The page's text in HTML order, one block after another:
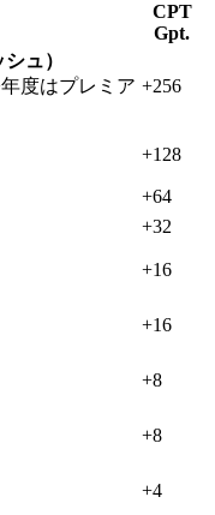
CPT
Gpt.
ュ）
度はプレミア +256
+128
+64
+32
+16
+16
+8
+8
+4